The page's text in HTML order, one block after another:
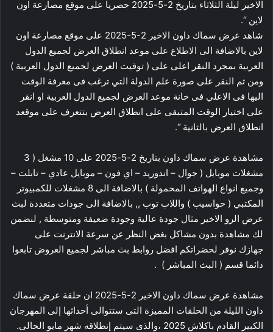
الاخير ليلة الثلاثاء بتاريخ 2-5-2025 حصريا على موقع مصارعة اون
لاين “.
شاهد عرض سماك داون الاخير 2-5-2025 على موقع مصارعة اون
لاين بالاضافة الى الاطلاع على موعد انطلاق العرض لجميع الدول
العربية بمجرد النقر اعلى على ( توقيت العرض لجميع الدول العربية )
ومن ثم النقر على صورة علم الدولة التي ترغب فى معرفة الوقت
اليها فى الاعلي فى خانة موعد العرض لجميع الدول العربية او انقر
على اختيار الوقت المتبقى على انطلاق العرض بتتعرف على موقعد
انطلاق العرض بالثانية “.
مشاهدة عرض سماك داون بتاريخ 2-5-2025 على 10 مشغل ( 3
مشغلات موبايل ( جوال – اندوريد – اي فون – موبايل عادي – تابلت –
وجميع انواع الهواتف المحمولة ) بالاضافة الى 8 مشغلات للكمبيوتر
المكتبي ( حواسيب ) واللاب توب ,, بالاضافة الى جودات متعددة لبث
عرض الرو الاخير مثال جودة عالية وجودة ضعيفة ومتوسطة , لنضمن
لك مشاهدة بدون مشاكل بغض النظر عن سرعة الانترنت على
جهازك نوفر لحضراتكم افضل روابط بث مباشر لجميع العروض تابعوا
دائما قسم ( البث المباشر ) .
مشاهدة عرض سماك داون الاخير 2-5-2025 ان حلقة عرض سماك
داون الليلة من الحلقات المميزة التى ستتوالى أحداثها إلى المهرجان
الكبير القادم باكلاش 2025 ،والذى سيتم إنطلاقه شهر مايو الحالى.